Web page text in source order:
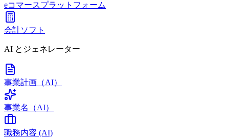
eコマースプラットフォーム
会計ソフト
AI とジェネレーター
事業計画（AI）
事業名（AI）
職務内容 (AI)